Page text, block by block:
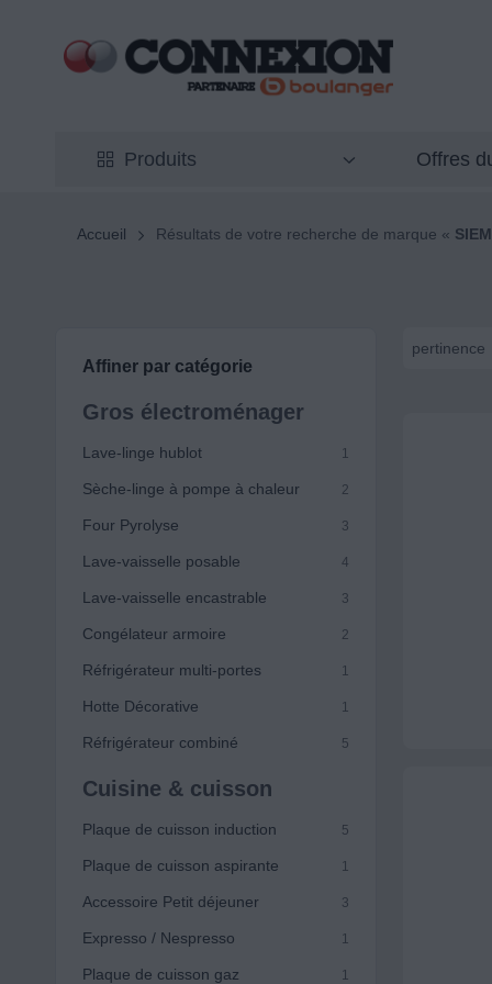
Produits Offres
Accueil Résultats de votre recherche de marque «
Affiner par catégorie
Gros électroménager
Lave-linge hublot 1
Sèche-linge à pompe à chaleur 2
Four Pyrolyse 3
Lave-vaisselle posable 4
Lave-vaisselle encastrable 3
Congélateur armoire 2
Réfrigérateur multi-portes 1
Hotte Décorative 1
Réfrigérateur combiné 5
Cuisine & cuisson
Plaque de cuisson induction 5
Plaque de cuisson aspirante 1
Accessoire Petit déjeuner 3
Expresso / Nespresso 1
Plaque de cuisson gaz 1
pertinence